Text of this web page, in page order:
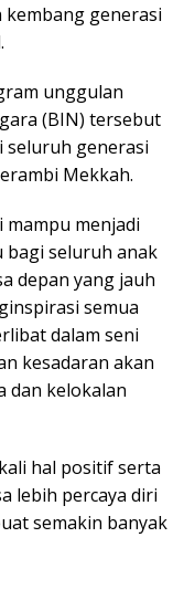
generasi
unggulan
(BIN) tersebut
seluruh generasi
Mekkah.
mampu menjadi
bagi seluruh anak
depan yang jauh
semua
dalam seni
kesadaran akan
dan kelokalan
hal positif serta
lebih percaya diri
semakin banyak